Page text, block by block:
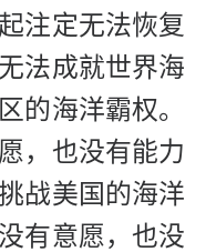
注定无法恢复
法成就世界海
的海洋霸权。
，也没有能力
战美国的海洋
有意愿，也没